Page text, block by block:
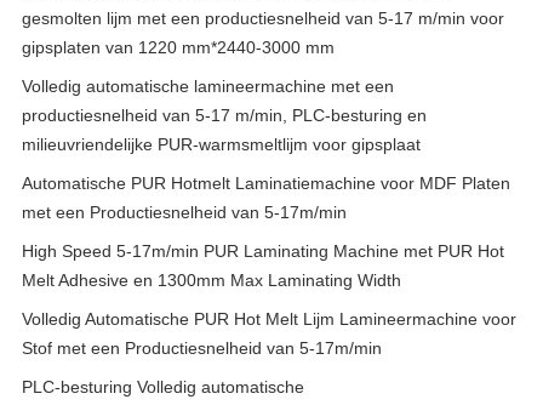
gesmolten lijm met een productiesnelheid van 5-17 m/min voor
gipsplaten van 1220 mm*2440-3000 mm
Volledig automatische lamineermachine met een
productiesnelheid van 5-17 m/min, PLC-besturing en
milieuvriendelijke PUR-warmsmeltlijm voor gipsplaat
Automatische PUR Hotmelt Laminatiemachine voor MDF Platen
met een Productiesnelheid van 5-17m/min
High Speed 5-17m/min PUR Laminating Machine met PUR Hot
Melt Adhesive en 1300mm Max Laminating Width
Volledig Automatische PUR Hot Melt Lijm Lamineermachine voor
Stof met een Productiesnelheid van 5-17m/min
PLC-besturing Volledig automatische